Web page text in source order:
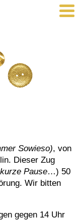
Sowieso), von
Dieser Zug
kurze Pause…) 50
Wir bitten
gegen 14 Uhr